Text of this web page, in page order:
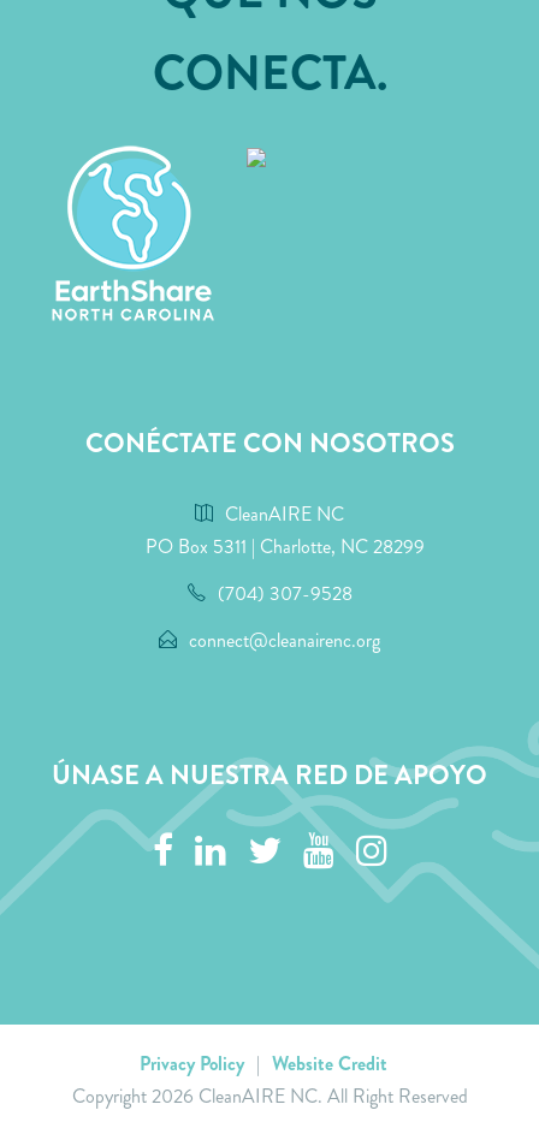
CONECTA.
CONÉCTATE CON NOSOTROS
CleanAIRE NC
PO Box 5311 | Charlotte, NC 28299
(704) 307-9528
connect@cleanairenc.org
ÚNASE A NUESTRA RED DE APOYO
Privacy Policy | Website Credit
Copyright2026 CleanAIRE NC. All Right Reserved